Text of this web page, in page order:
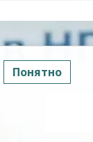
Понятно